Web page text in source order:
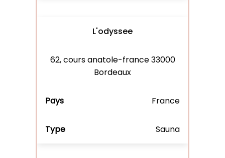
L'odyssee
62, cours anatole-france 33000
Bordeaux
France
Sauna